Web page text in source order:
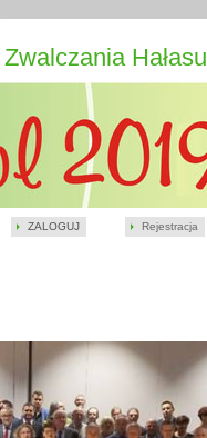
ZALOGUJ Rejestracja
Zwalczania Hałasu